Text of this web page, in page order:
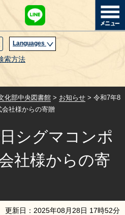
Languages
索方法
化部中央図書館 > お知らせ > 令和7年8
会社様からの寄贈
シグマコンポ
社様からの寄
更新日： 2025年08月 28日 17時52分